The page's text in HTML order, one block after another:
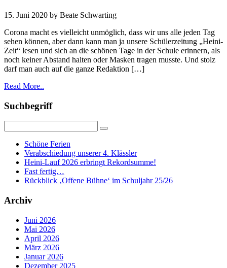
15. Juni 2020 by Beate Schwarting
Corona macht es vielleicht unmöglich, dass wir uns alle jeden Tag
sehen können, aber dann kann man ja unsere Schülerzeitung „Heini-
Zeit“ lesen und sich an die schönen Tage in der Schule erinnern, als
noch keiner Abstand halten oder Masken tragen musste. Und stolz
darf man auch auf die ganze Redaktion […]
Read More..
Suchbegriff
Schöne Ferien
Verabschiedung unserer 4. Klässler
Heini-Lauf 2026 erbringt Rekordsumme!
Fast fertig…
Rückblick ‚Offene Bühne‘ im Schuljahr 25/26
Archiv
Juni 2026
Mai 2026
April 2026
März 2026
Januar 2026
Dezember 2025